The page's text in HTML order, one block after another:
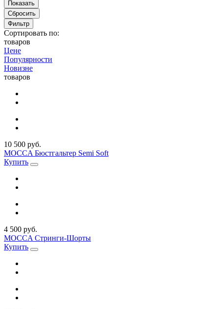
Сбросить
Фильтр
Сортировать по:
товаров
Цене
Популярности
Новизне
товаров
10 500 руб.
MOCCA Бюстгальтер Semi Soft
Купить
4 500 руб.
MOCCA Стринги-Шорты
Купить